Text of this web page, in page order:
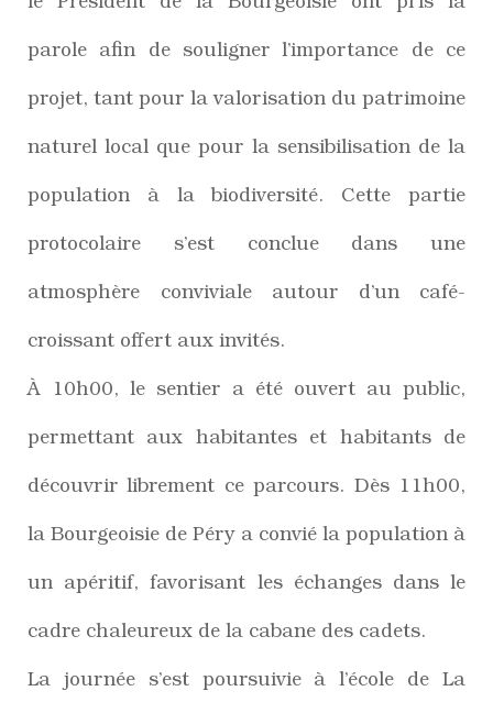
parole afin de souligner l’importance de ce
projet, tant pour la valorisation du patrimoine
naturel local que pour la sensibilisation de la
population à la biodiversité. Cette partie
protocolaire s’est conclue dans une
atmosphère conviviale autour d’un café-
croissant offert aux invités.
À 10h00, le sentier a été ouvert au public,
permettant aux habitantes et habitants de
découvrir librement ce parcours. Dès 11h00,
la Bourgeoisie de Péry a convié la population à
un apéritif, favorisant les échanges dans le
cadre chaleureux de la cabane des cadets.
La journée s’est poursuivie à l’école de La